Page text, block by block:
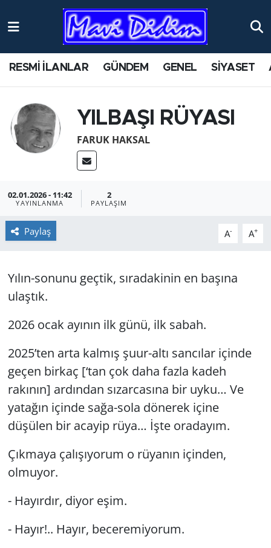
RESMİ İLANLAR GÜNDEM GENEL SİYASET
YILBAŞI RÜYASI
FARUK HAKSAL
02.01.2026 - 11:42
YAYINLANMA
2
PAYLAŞIM
Paylaş A- A+
Yılın-sonunu geçtik, sıradakinin en başına
ulaştık.
2026 ocak ayının ilk günü, ilk sabah.
2025’ten arta kalmış şuur-altı sancılar içinde
geçen birkaç [‘tan çok daha fazla kadeh
rakının] ardından sızarcasına bir uyku… Ve
yatağın içinde sağa-sola dönerek içine
düşülen bir acayip rüya… İşte oradayım.
Çıkmaya çalışıyorum o rüyanın içinden,
olmuyor.
- Hayırdır, diyor eşim.
- Hayır!.. Hayır, beceremiyorum.
ANTİK YERLER
AYDIN
BİLİM VE TEKNOLOJİ
EĞİTİM
EKONOMİ
GÜNDEM
HABERDE İNSAN
KÜLTÜR SANAT
MAGAZİN
POLİTİKA
RESMİ İLANLAR
SAĞLIK
SİYASET
SPOR
Nöbetçi Eczaneler
Namaz Vakitleri
Trafik Durumu
Süper Lig Puan Durumu ve Fikstür
Tüm Manşetler
Son Dakika Haberleri